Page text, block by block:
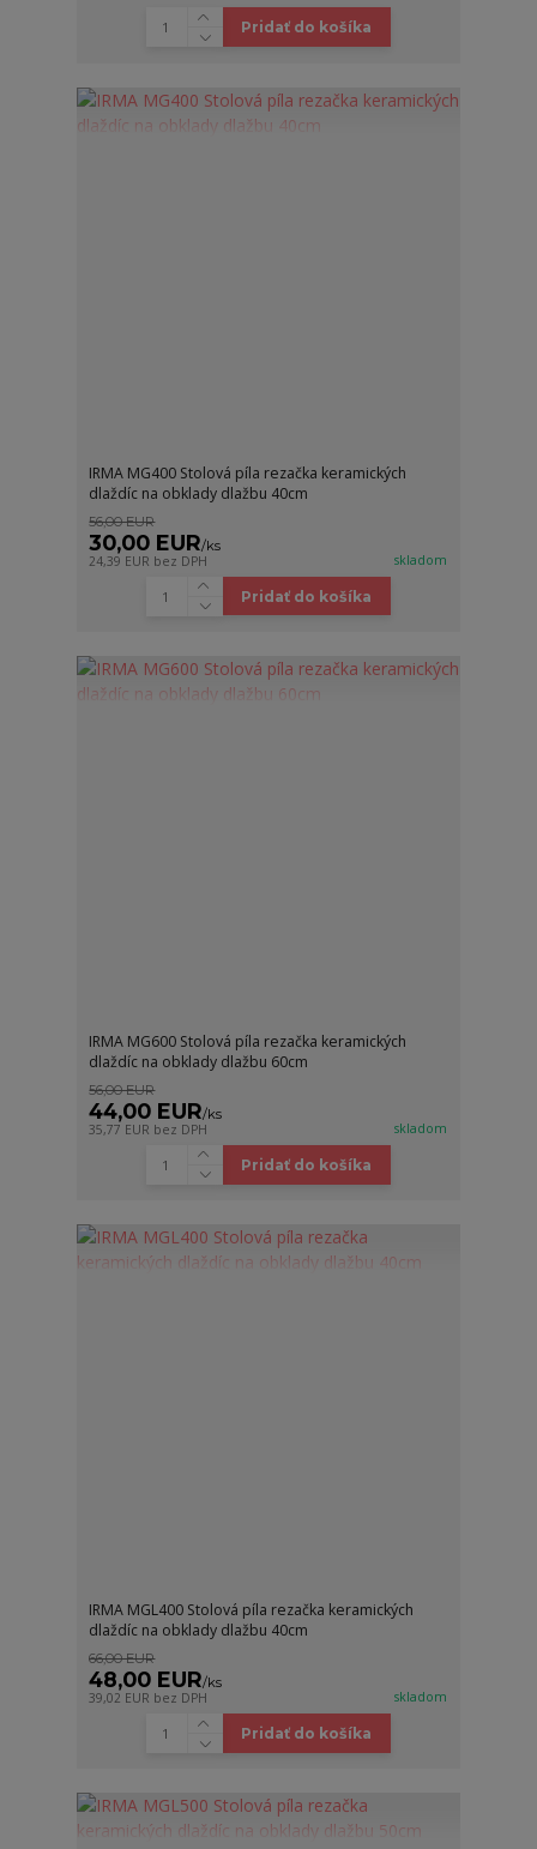
Pridať do košíka
IRMA MG400 Stolová píla rezačka keramických
dlaždíc na obklady dlažbu 40cm
56,00 EUR
30,00 EUR/ks
24,39 EUR bez DPH skladom
Pridať do košíka
IRMA MG600 Stolová píla rezačka keramických
dlaždíc na obklady dlažbu 60cm
56,00 EUR
44,00 EUR/ks
35,77 EUR bez DPH skladom
Pridať do košíka
IRMA MGL400 Stolová píla rezačka keramických
dlaždíc na obklady dlažbu 40cm
66,00 EUR
48,00 EUR/ks
39,02 EUR bez DPH skladom
Pridať do košíka